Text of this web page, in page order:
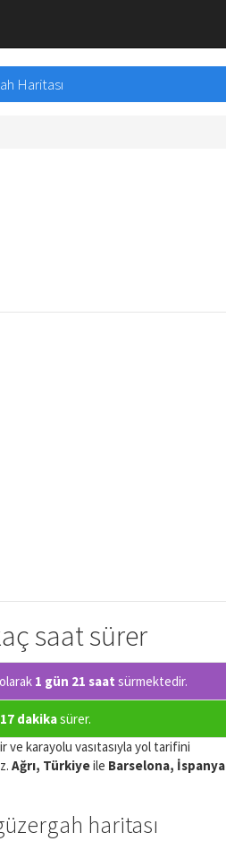
Haritası
saat sürer
1 gün 21 saat sürmektedir.
dakikasürer.
ve karayolu vasıtasıyla yol tarifini
Ağrı, Türkiyeile Barselona, İspanya
haritası